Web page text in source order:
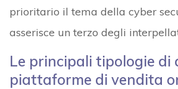
prioritario il tema della cyber
asserisce un terzo degli
Le principali tipologie di
piattaforme di vendita